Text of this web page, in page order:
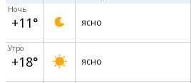
Ночь
+11° ясно
Утро
+18° ясно